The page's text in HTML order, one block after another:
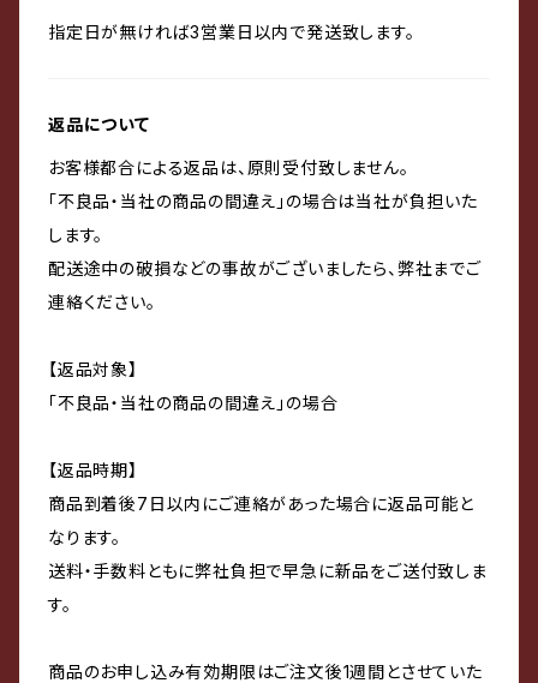
指定日が無ければ3営業日以内で発送致します。
返品について
お客様都合による返品は、原則受付致しません。
「不良品・当社の商品の間違え」の場合は当社が負担いた
します。
配送途中の破損などの事故がございましたら、弊社までご
連絡ください。
【返品対象】
「不良品・当社の商品の間違え」の場合
【返品時期】
商品到着後7日以内にご連絡があった場合に返品可能と
なります。
送料・手数料ともに弊社負担で早急に新品をご送付致しま
す。
商品のお申し込み有効期限はご注文後1週間とさせていた